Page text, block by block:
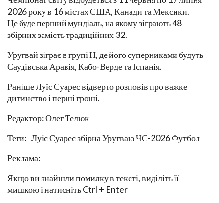
2026 року в 16 містах США, Канади та Мексики.
Це буде перший мундіаль, на якому зіграють 48
збірних замість традиційних 32.
Уругвай зіграє в групі Н, де його суперниками будуть
Саудівська Аравія, Кабо-Верде та Іспанія.
Раніше Луїс Суарес відверто розповів про важке
дитинство і перші гроші.
Редактор: Олег Телюк
Теги: Луіс Суарес збірна Уругваю ЧС-2026 Футбол
Реклама:
Якщо ви знайшли помилку в тексті, виділіть її
мишкою і натисніть Ctrl + Enter